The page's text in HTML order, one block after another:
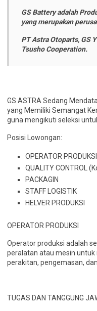
GS Battery adalah
yang merupakan
PT Astra Otoparts, GS
Tsusho Cooperation.
GS ASTRA Sedang
yang Memiliki Semangat
guna mengikuti seleksi
Posisi Lowongan:
OPERATOR
QUALITY CONTROL
PACKAGIN
STAFF LOGISTIK
HELVER PRODUKSI
OPERATOR PRODUKSI
Operator produksi adalah
peralatan atau mesin
perakitan, pengemasan,
TUGAS DAN TANGGUNG